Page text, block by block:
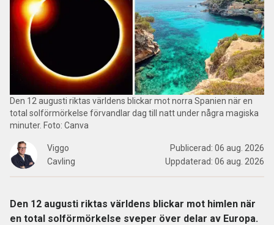
Den 12 augusti riktas världens blickar mot norra Spanien när en
total solförmörkelse förvandlar dag till natt under några magiska
minuter. Foto: Canva
Viggo
Cavling
Publicerad: 06 aug. 2026
Uppdaterad: 06 aug. 2026
Den 12 augusti riktas världens blickar mot himlen när
en total solförmörkelse sveper över delar av Europa.